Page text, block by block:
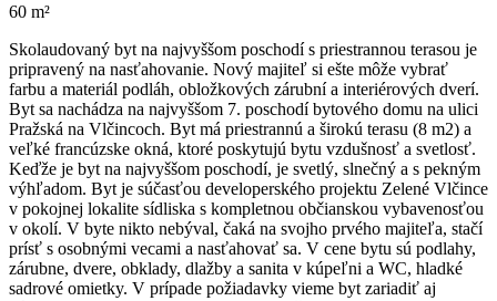
60 m²
Skolaudovaný byt na najvyššom poschodí s priestrannou terasou je
pripravený na nasťahovanie. Nový majiteľ si ešte môže vybrať
farbu a materiál podláh, obložkových zárubní a interiérových dverí.
Byt sa nachádza na najvyššom 7. poschodí bytového domu na ulici
Pražská na Vlčincoch. Byt má priestrannú a širokú terasu (8 m2) a
veľké francúzske okná, ktoré poskytujú bytu vzdušnosť a svetlosť.
Keďže je byt na najvyššom poschodí, je svetlý, slnečný a s pekným
výhľadom. Byt je súčasťou developerského projektu Zelené Vlčince
v pokojnej lokalite sídliska s kompletnou občianskou vybavenosťou
v okolí. V byte nikto nebýval, čaká na svojho prvého majiteľa, stačí
prísť s osobnými vecami a nasťahovať sa. V cene bytu sú podlahy,
zárubne, dvere, obklady, dlažby a sanita v kúpeľni a WC, hladké
sadrové omietky. V prípade požiadavky vieme byt zariadiť aj